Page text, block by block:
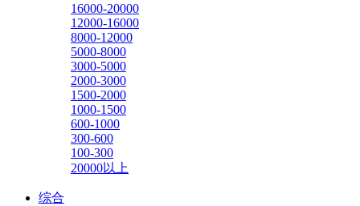
16000-20000
12000-16000
8000-12000
5000-8000
3000-5000
2000-3000
1500-2000
1000-1500
600-1000
300-600
100-300
20000以上
综合